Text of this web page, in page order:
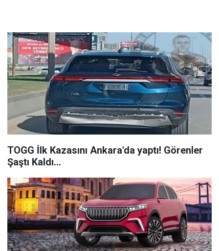
TOGG İlk Kazasını Ankara'da yaptı! Görenler
Şaştı Kaldı…